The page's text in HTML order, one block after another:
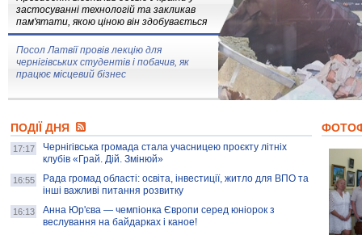
застосуванні технологій та закликав
пам'ятати, якою ціною він здобувається
Посол Латвії провів лекцію для
чернігівських студентів і побачив, як
працює місцевий бізнес
колекцію про війну, емоції та тварин
AB InBev Efes Україна підтримала
навчальний проєкт "Молодіжна бізнес-
школа", спрямований на розвиток
підприємництва у Чернігівській області
ПОДІЇ ДНЯ
17:17
Чернігівська громада стала учасницею проєкту літніх
клубів «Грай. Дій. Змінюй»
16:55
Рада громад області: освіта, інвестиції, житло для ВПО та
інші важливі питання розвитку
16:13
Анна Юр'єва — чемпіонка Європи серед юніорок з
веслування на байдарках і каное!